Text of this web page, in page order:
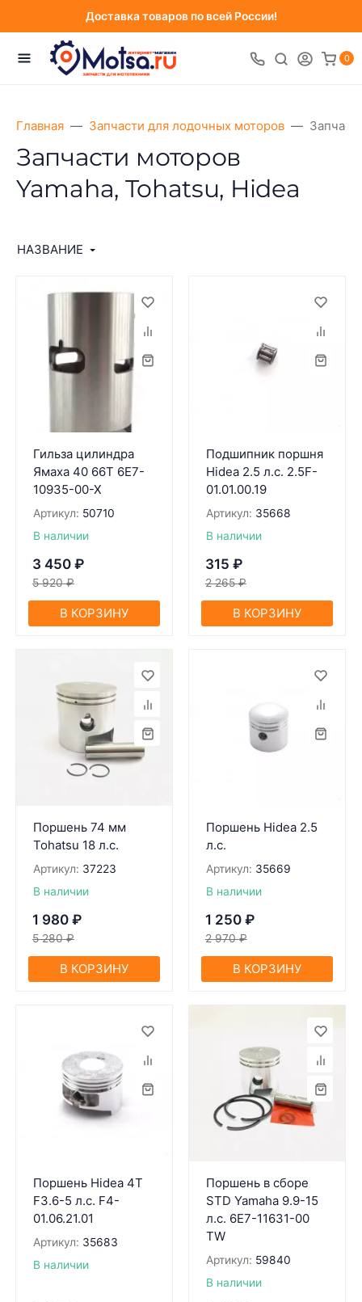
Доставка товаров по всей России!
0
Главная Запчасти для лодочных моторов
Запчасти моторов
Yamaha, Tohatsu, Hidea
НАЗВАНИЕ
Гильза цилиндра
Ямаха 40 66Т 6E7-
10935-00-X
Артикул: 50710
В наличии
3 450 ₽
5 920 ₽
В КОРЗИНУ
Подшипник поршня
Hidea 2.5 л.с. 2.5F-
01.01.00.19
Артикул: 35668
В наличии
315 ₽
2 265 ₽
В КОРЗИНУ
Поршень 74 мм
Tohatsu 18 л.с.
Артикул: 37223
В наличии
1 980 ₽
5 280 ₽
В КОРЗИНУ
Поршень Hidea 2.5
л.с.
Артикул: 35669
В наличии
1 250 ₽
2 970 ₽
В КОРЗИНУ
Поршень Hidea 4T
F3.6-5 л.с. F4-
01.06.21.01
Артикул: 35683
В наличии
Поршень в сборе
STD Yamaha 9.9-15
л.с. 6E7-11631-00
TW
Артикул: 59840
В наличии